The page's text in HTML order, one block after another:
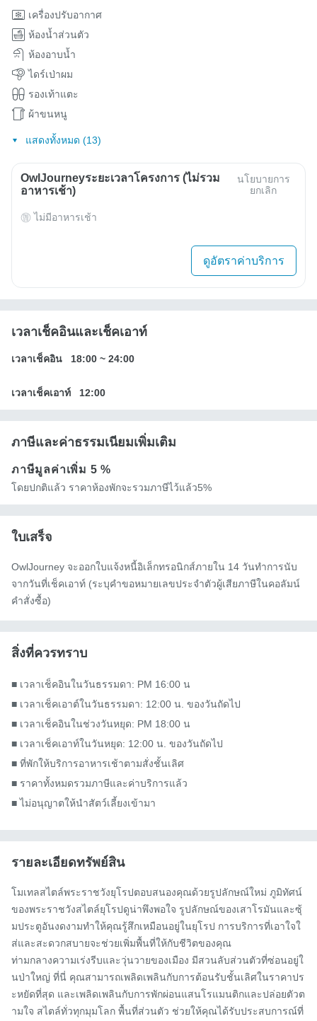
เครื่องปรับอากาศ
ห้องน้ำส่วนตัว
ห้องอาบน้ำ
ไดร์เป่าผม
รองเท้าแตะ
ผ้าขนหนู
แสดงทั้งหมด (13)
OwlJourneyระยะเวลาโครงการ (ไม่รวม
อาหารเช้า)
นโยบายการ
ยกเลิก
ไม่มีอาหารเช้า
ดูอัตราค่าบริการ
เวลาเช็คอินและเช็คเอาท์
เวลาเช็คอิน 18:00 ~ 24:00
เวลาเช็คเอาท์ 12:00
ภาษีและค่าธรรมเนียมเพิ่มเติม
ภาษีมูลค่าเพิ่ม 5 %
โดยปกติแล้ว ราคาห้องพักจะรวมภาษีไว้แล้ว5%
ใบเสร็จ
OwlJourney จะออกใบแจ้งหนี้อิเล็กทรอนิกส์ภายใน 14 วันทำการนับ
จากวันที่เช็คเอาท์ (ระบุคำขอหมายเลขประจำตัวผู้เสียภาษีในคอลัมน์
คำสั่งซื้อ)
สิ่งที่ควรทราบ
■ เวลาเช็คอินในวันธรรมดา: PM 16:00 น
■ เวลาเช็คเอาต์ในวันธรรมดา: 12:00 น. ของวันถัดไป
■ เวลาเช็คอินในช่วงวันหยุด: PM 18:00 น
■ เวลาเช็คเอาท์ในวันหยุด: 12:00 น. ของวันถัดไป
■ ที่พักให้บริการอาหารเช้าตามสั่งชั้นเลิศ
■ ราคาทั้งหมดรวมภาษีและค่าบริการแล้ว
■ ไม่อนุญาตให้นำสัตว์เลี้ยงเข้ามา
รายละเอียดทรัพย์สิน
โมเทลสไตล์พระราชวังยุโรปตอบสนองคุณด้วยรูปลักษณ์ใหม่ ภูมิทัศน์
ของพระราชวังสไตล์ยุโรปดูน่าพึงพอใจ รูปลักษณ์ของเสาโรมันและซุ้
มประตูอันงดงามทำให้คุณรู้สึกเหมือนอยู่ในยุโรป การบริการที่เอาใจใ
ส่และสะดวกสบายจะช่วยเพิ่มพื้นที่ให้กับชีวิตของคุณ
ท่ามกลางความเร่งรีบและวุ่นวายของเมือง มีสวนลับส่วนตัวที่ซ่อนอยู่ใ
นป่าใหญ่ ที่นี่ คุณสามารถเพลิดเพลินกับการต้อนรับชั้นเลิศในราคาปร
ะหยัดที่สุด และเพลิดเพลินกับการพักผ่อนแสนโรแมนติกและปล่อยตัวต
ามใจ สไตล์ทั่วทุกมุมโลก พื้นที่ส่วนตัว ช่วยให้คุณได้รับประสบการณ์ที่